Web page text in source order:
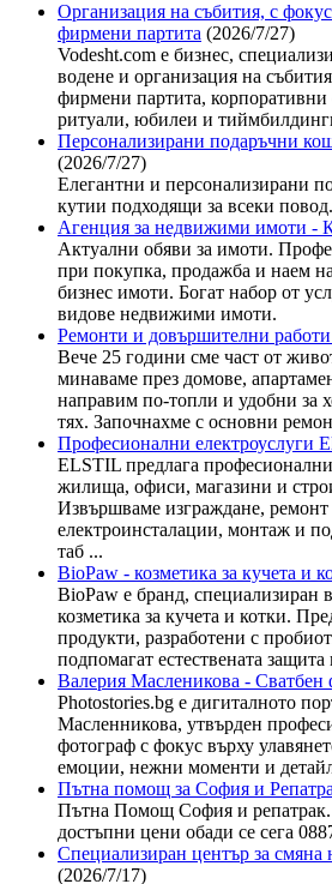
Организация на събития, с
фирмени партита (2026/7/27)
Vodesht.com е бизнес,
водене и организация на
фирмени партита, корпоративни
ритуали, юбилеи и
Персонализирани подаръчни
(2026/7/27)
Елегантни и персонализирани
кутии подходящи за всеки повод.
Агенция за недвижими имоти -
Актуални обяви за имоти.
при покупка, продажба и наем
бизнес имоти. Богат набор от
видове недвижими имоти.
Ремонти и довършителни
Вече 25 години сме част от
минаваме през домове,
направим по-топли и удобни за
тях. Започнахме с основни
Професионални електроуслуги
ELSTIL предлага професионални
жилища, офиси, магазини и
Извършваме изграждане,
електроинсталации, монтаж и
таб ...
BioPaw - козметика за кучета и
BioPaw е бранд, специализиран
козметика за кучета и котки.
продукти, разработени с
подпомагат естествената
Валерия Масленикова - Сватбен
Photostories.bg е дигиталното
Масленникова, утвърден
фотограф с фокус върху
емоции, нежни моменти и
Пътна помощ за София и
Пътна Помощ София и
достъпни цени обади се сега
Специализиран център за смяна
(2026/7/17)